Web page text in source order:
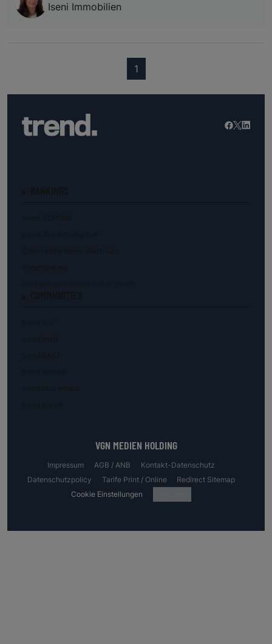
Iseni Immobilien
1(current)
VGN MEDIEN HOLDING
Impressum AGB / ANB
Kontakt-Datenschutz
Datenschutzpolicy
Tarife Print / Online
Redirect Sitemap
Cookie Einstellungen